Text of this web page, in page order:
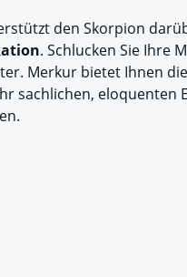
den Skorpion
. Schlucken Sie Ihre
Merkur bietet Ihnen
sachlichen, eloquenten